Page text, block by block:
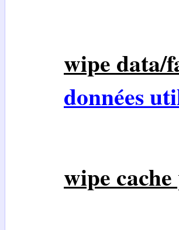
wipe data/
données
wipe